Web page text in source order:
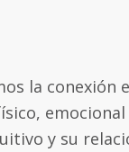
la conexión
y su